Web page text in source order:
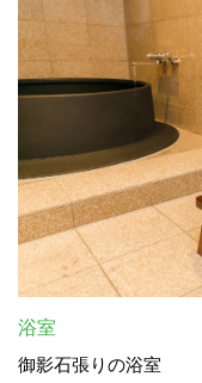
浴室
御影石張りの浴室